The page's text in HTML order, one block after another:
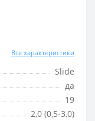
Все характеристики
Slide
да
19
2,0 (0,5-3,0)